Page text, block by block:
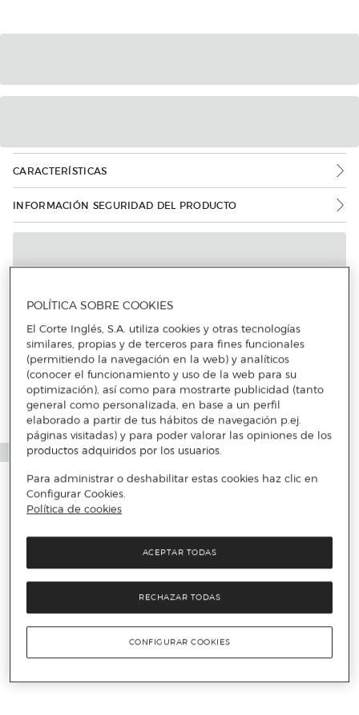
CARACTERÍSTICAS
INFORMACIÓN SEGURIDAD DEL PRODUCTO
Más info
POLÍTICA SOBRE COOKIES
El Corte Inglés, S.A. utiliza cookies y otras tecnologías
similares, propias y de terceros para fines funcionales
(permitiendo la navegación en la web) y analíticos
(conocer el funcionamiento y uso de la web para su
optimización), así como para mostrarte publicidad (tanto
general como personalizada, en base a un perfil
elaborado a partir de tus hábitos de navegación p.ej.
páginas visitadas) y para poder valorar las opiniones de los
productos adquiridos por los usuarios.
Para administrar o deshabilitar estas cookies haz clic en
Configurar Cookies.
Política de cookies
RECHAZAR TODAS
ACEPTAR TODAS
CONFIGURAR COOKIES